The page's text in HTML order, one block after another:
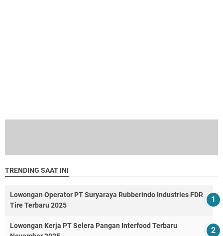
TRENDING SAAT INI
Lowongan Operator PT Suryaraya Rubberindo Industries FDR
Tire Terbaru 2025
Lowongan Kerja PT Selera Pangan Interfood Terbaru